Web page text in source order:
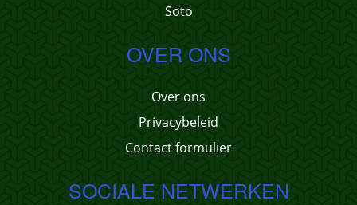
Soto
OVER ONS
Over ons
Privacybeleid
Contact formulier
SOCIALE NETWERKEN